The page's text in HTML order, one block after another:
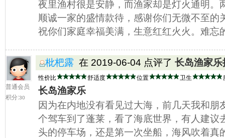
夜里渔村很是安静，而渔家却是灯火通明。
顺诚一家的盛情款待，感谢你们无微不至的
祝你们家庭幸福美满，生意红红火火。难忘
普通会员
积分:30
枇杷露 在 2019-06-04 点评了 长岛渔家乐
性价比 舒适度 位置 卫生
长岛渔家乐
因为在内地没有看见过大海，前几天我和朋
个驾车到了蓬莱，看了海底世界，有人建议
头的停车场，还是第一次坐船，海风吹着真